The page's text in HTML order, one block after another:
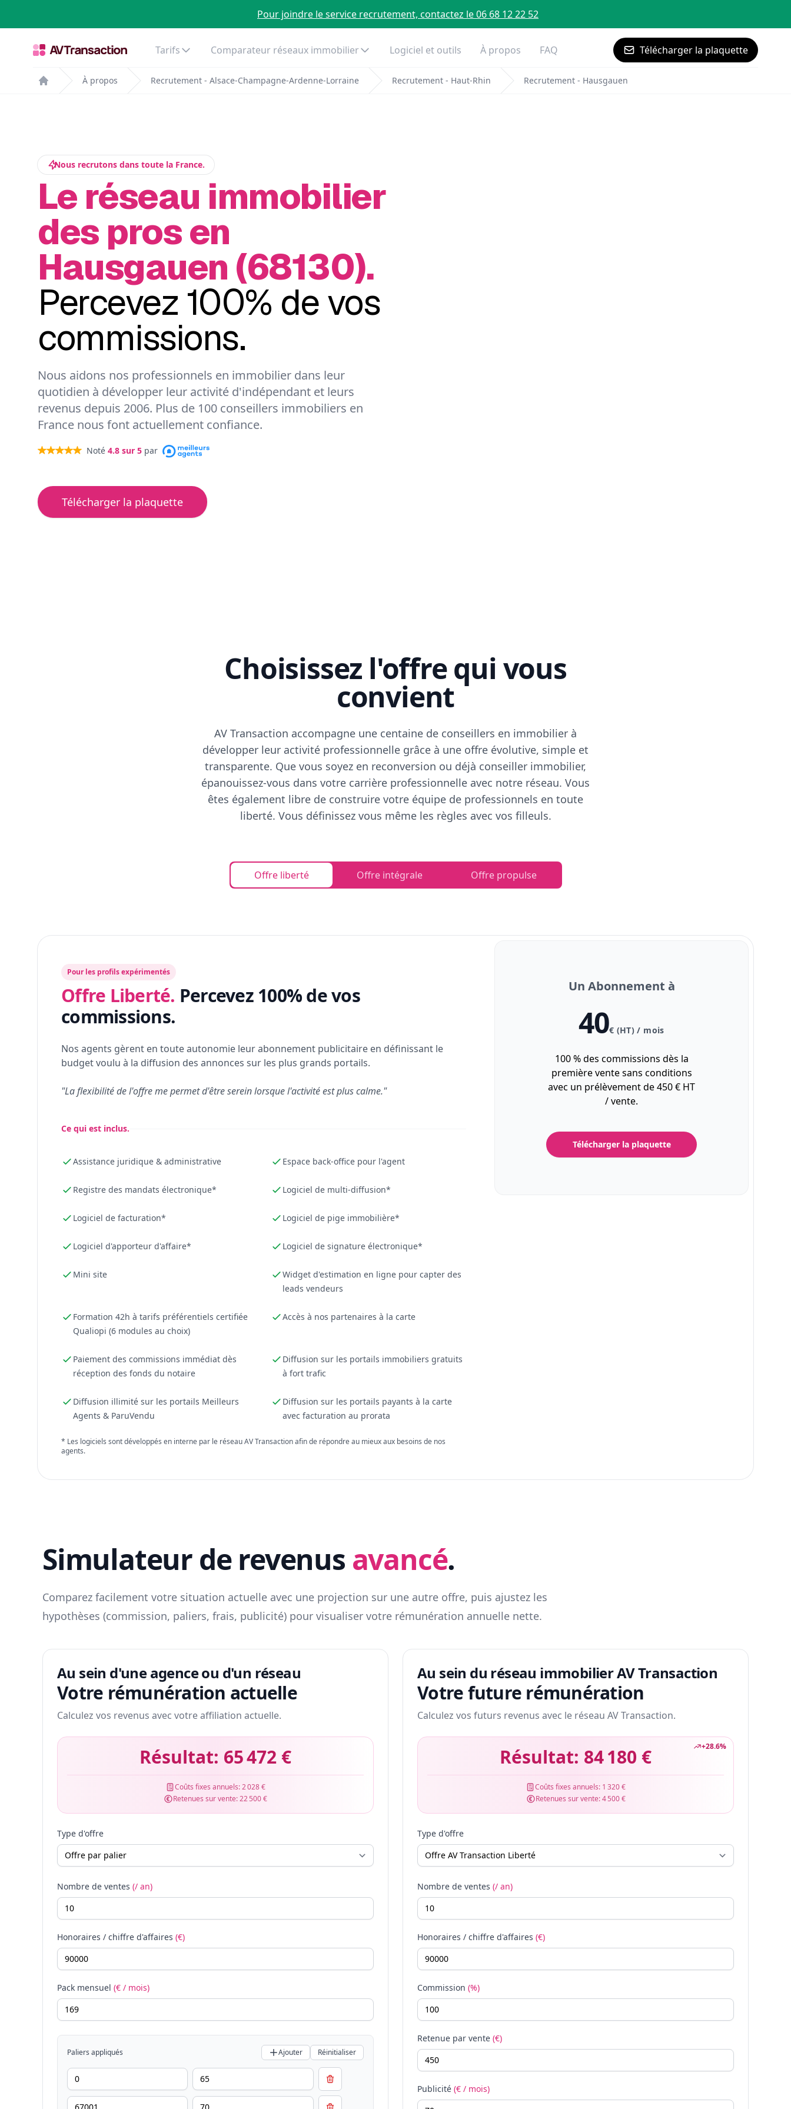
Pour joindre le service recrutement, contactez le 06 68 12 22 52
Tarifs Comparateur réseaux immobilier Logiciel et outils À propos FAQ Télécharger la plaquette
Home
À propos Recrutement - Alsace-Champagne-Ardenne-Lorraine Recrutement - Haut-Rhin Recrutement - Hausgauen
Nous recrutons dans toute la France.
Le réseau immobilier
des pros en
Hausgauen (68130).
Percevez 100% de vos
commissions.
Nous aidons nos professionnels en immobilier dans leur
quotidien à développer leur activité d'indépendant et leurs
revenus depuis 2006. Plus de 100 conseillers immobiliers en
France nous font actuellement confiance.
Noté 4.8 sur 5 par
Télécharger la plaquette
Choisissez l'offre qui vous
convient
AV Transaction accompagne une centaine de conseillers en immobilier à
développer leur activité professionnelle grâce à une offre évolutive, simple et
transparente. Que vous soyez en reconversion ou déjà conseiller immobilier,
épanouissez-vous dans votre carrière professionnelle avec notre réseau. Vous
êtes également libre de construire votre équipe de professionnels en toute
liberté. Vous définissez vous même les règles avec vos filleuls.
Offre liberté Offre intégrale Offre propulse
Pour les profils expérimentés
Offre Liberté. Percevez 100% de vos
commissions.
Nos agents gèrent en toute autonomie leur abonnement publicitaire en définissant le
budget voulu à la diffusion des annonces sur les plus grands portails.
"La flexibilité de l'offre me permet d'être serein lorsque l'activité est plus calme."
Ce qui est inclus.
Assistance juridique & administrative Espace back-office pour l'agent
Registre des mandats électronique* Logiciel de multi-diffusion*
Logiciel de facturation* Logiciel de pige immobilière*
Logiciel d'apporteur d'affaire* Logiciel de signature électronique*
Mini site
Widget d'estimation en ligne pour capter des
leads vendeurs
Formation 42h à tarifs préférentiels certifiée
Qualiopi (6 modules au choix)
Accès à nos partenaires à la carte
Paiement des commissions immédiat dès
réception des fonds du notaire
Diffusion sur les portails immobiliers gratuits
à fort trafic
Diffusion illimité sur les portails Meilleurs
Agents & ParuVendu
Diffusion sur les portails payants à la carte
avec facturation au prorata
* Les logiciels sont développés en interne par le réseau AV Transaction afin de répondre au mieux aux besoins de nos
agents.
Un Abonnement à
40€ (HT) / mois
100 % des commissions dès la
première vente sans conditions
avec un prélèvement de 450 € HT
/ vente.
Télécharger la plaquette
Simulateur de revenus avancé.
Comparez facilement votre situation actuelle avec une projection sur une autre offre, puis ajustez les
hypothèses (commission, paliers, frais, publicité) pour visualiser votre rémunération annuelle nette.
Au sein d'une agence ou d'un réseau
Votre rémunération actuelle
Calculez vos revenus avec votre affiliation actuelle.
Résultat: 65 472 €
Coûts fixes annuels:2 028 €
Retenues sur vente:22 500 €
Type d'offre
Nombre de ventes (/ an)
Honoraires / chiffre d'affaires (€)
Pack mensuel (€ / mois)
Paliers appliqués Ajouter Réinitialiser
Au sein du réseau immobilier AV Transaction
Votre future rémunération
Calculez vos futurs revenus avec le réseau AV Transaction.
+28.6%
Résultat: 84 180 €
Coûts fixes annuels: 1 320 €
Retenues sur vente:4 500 €
Type d'offre
Nombre de ventes (/ an)
Honoraires / chiffre d'affaires (€)
Commission (%)
Retenue par vente (€)
Publicité (€ / mois)